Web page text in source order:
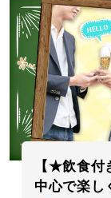
【★飲食
中心で楽し